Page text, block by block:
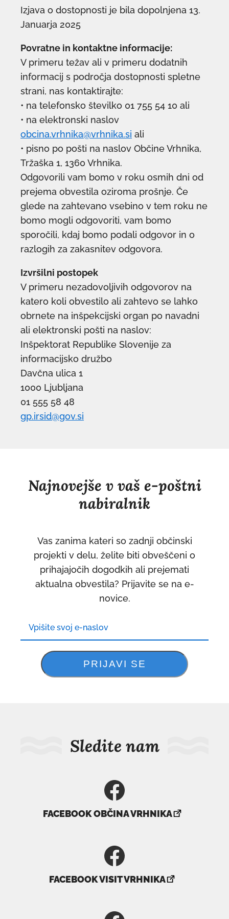
Izjava o dostopnosti je bila dopolnjena 13.
Januarja 2025
Povratne in kontaktne informacije:
V primeru težav ali v primeru dodatnih
informacij s področja dostopnosti spletne
strani, nas kontaktirajte:
• na telefonsko številko 01 755 54 10 ali
• na elektronski naslov
obcina.vrhnika@vrhnika.si ali
• pisno po pošti na naslov Občine Vrhnika,
Tržaška 1, 1360 Vrhnika.
Odgovorili vam bomo v roku osmih dni od
prejema obvestila oziroma prošnje. Če
glede na zahtevano vsebino v tem roku ne
bomo mogli odgovoriti, vam bomo
sporočili, kdaj bomo podali odgovor in o
razlogih za zakasnitev odgovora.
Izvršilni postopek
V primeru nezadovoljivih odgovorov na
katero koli obvestilo ali zahtevo se lahko
obrnete na inšpekcijski organ po navadni
ali elektronski pošti na naslov:
Inšpektorat Republike Slovenije za
informacijsko družbo
Davčna ulica 1
1000 Ljubljana
01 555 58 48
gp.irsid@gov.si
Najnovejše v vaš e-poštni
nabiralnik
Vas zanima kateri so zadnji občinski
projekti v delu, želite biti obveščeni o
prihajajočih dogodkih ali prejemati
aktualna obvestila? Prijavite se na e-
novice.
Sledite nam
FACEBOOK OBČINA VRHNIKA
v
novem
oknu
FACEBOOK VISIT VRHNIKA
v